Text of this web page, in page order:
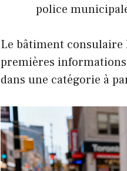
police
Le bâtiment consulaire
premières
dans une catégorie à